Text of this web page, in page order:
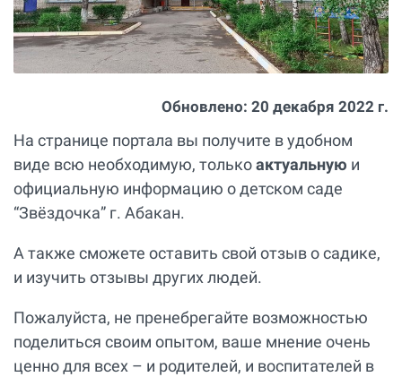
Обновлено: 20 декабря 2022 г.
На странице портала вы получите в удобном
виде всю необходимую, толькоактуальную и
официальную информацию о детском саде
“Звёздочка” г. Абакан.
А также сможете оставить свой отзыв о садике,
и изучить отзывы других людей.
Пожалуйста, не пренебрегайте возможностью
поделиться своим опытом, ваше мнение очень
ценно для всех – и родителей, и воспитателей в